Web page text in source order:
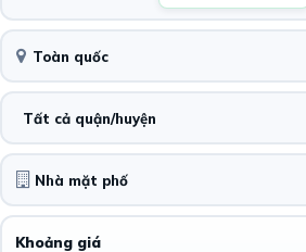
Toàn quốc
Tất cả quận/huyện
Khoảng giá